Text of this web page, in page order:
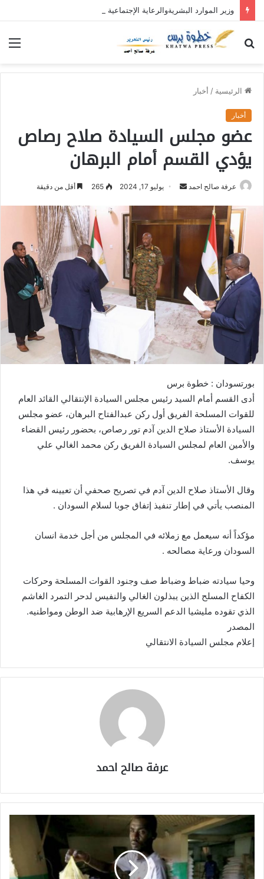
الرئيسية / أخبار
أخبار
عضو مجلس السيادة صلاح رصاص
يؤدي القسم أمام البرهان
عرفة صالح احمد
س
ل
ا
إ
ل
ك
و
ن
ا
يوليو 17, 2024 265 أقل من دقيقة
بورتسودان : خطوة برس
أدى القسم أمام السيد رئيس مجلس السيادة الإنتقالي القائد العام
للقوات المسلحة الفريق أول ركن عبدالفتاح البرهان، عضو مجلس
السيادة الأستاذ صلاح الدين آدم تور رصاص، بحضور رئيس القضاء
والأمين العام لمجلس السيادة الفريق ركن محمد الغالي علي
يوسف.
وقال الأستاذ صلاح الدين آدم في تصريح صحفي أن تعيينه في هذا
المنصب يأتي في إطار تنفيذ إتفاق جوبا لسلام السودان .
مؤكداً أنه سيعمل مع زملائه في المجلس من أجل خدمة انسان
السودان ورعاية مصالحه .
وحيا سيادته ضباط وضباط صف وجنود القوات المسلحة وحركات
الكفاح المسلح الذين يبذلون الغالي والنفيس لدحر التمرد الغاشم
الذي تقوده مليشيا الدعم السريع الإرهابية ضد الوطن ومواطنيه.
المصدر
إعلام مجلس السيادة الانتقالي
عرفة صالح احمد